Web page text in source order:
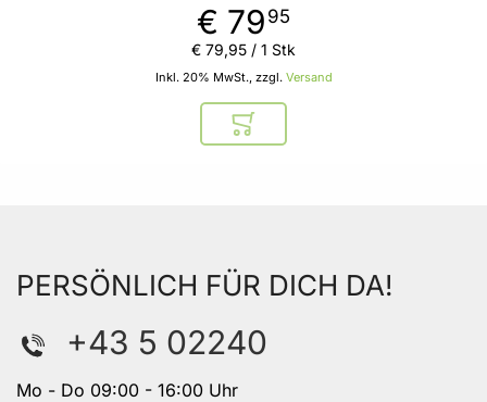
€ 79 95
Inkl. 20% MwSt., zzgl. Versand
€ 79,95 / 1 Stk
In den Warenkorb
PERSÖNLICH FÜR DICH DA!
+43 5 02240
Mo - Do 09:00 - 16:00 Uhr